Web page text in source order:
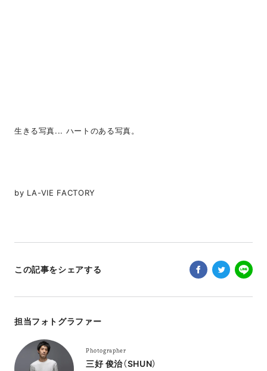
生きる写真... ハートのある写真。
by LA-VIE FACTORY
この記事をシェアする
担当フォトグラファー
Photographer
三好 俊治（SHUN）